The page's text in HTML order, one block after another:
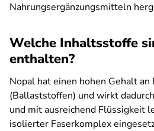
Nahrungsergänzungsmitteln
Welche Inhaltsstoffe
enthalten?
Nopal hat einen hohen Gehalt an
(Ballaststoffen) und wirkt
und mit ausreichend Flüssigkeit
isolierter Faserkomplex